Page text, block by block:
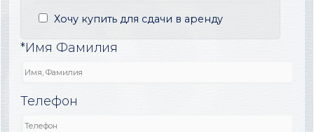
Хочу купить для сдачи в аренду
*Имя Фамилия
Телефон